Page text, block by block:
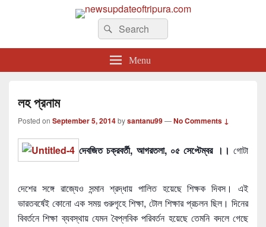
newsupdateoftripura.com
The one & only exceptional Bengali Version online news & infotainment portal
in Tripura.
Search
for:
Search
Menu
লহ প্রনাম
Posted on September 5, 2014bysantanu99—No Comments ↓
দেবজিত চক্রবর্তী, আগরতলা, ০৫ সেপ্টেম্বর ।। গোটা
দেশের সঙ্গে রাজ্যেও সন্মান শ্রদ্ধায় পালিত হয়েছে শিক্ষক দিবস। এই
ভারতবর্ষেই কোনো এক সময় গুরুগৃহে শিক্ষা, টোল শিক্ষার প্রচলন ছিল। দিনের
বিবর্তনে শিক্ষা ব্যবস্থায় যেমন বৈপ্লবিকপরিবর্তন হয়েছে তেমনি বদলে গেছে